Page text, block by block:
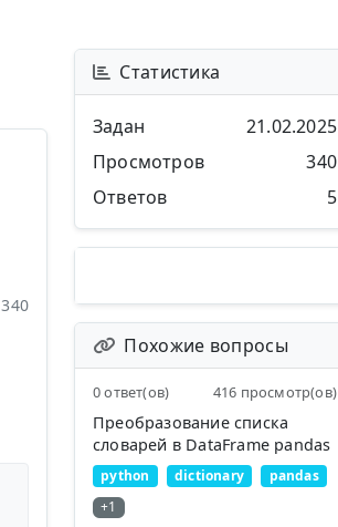
340
Статистика
Задан
21.02.2025
Просмотров
340
Ответов
5
Похожие вопросы
0 ответ(ов) 416 просмотр(ов)
Преобразование списка
словарей в DataFrame pandas
python dictionary
pandas
+1